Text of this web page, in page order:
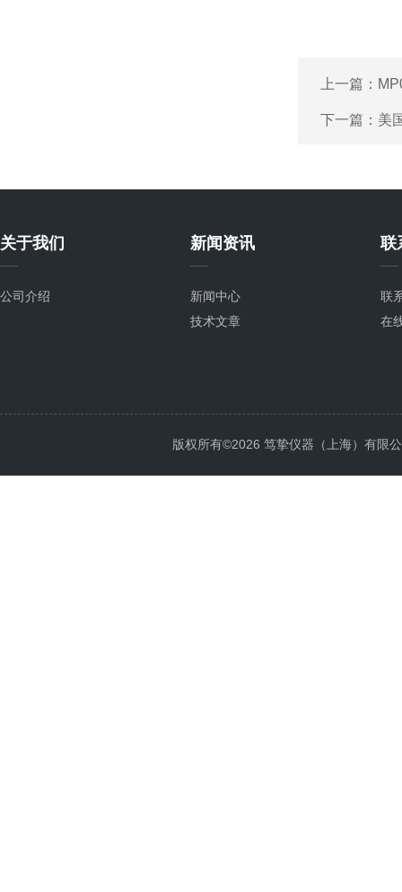
上一篇：
下一篇： 美
关于我们
公司介绍
新闻资讯
新闻中心
技术文章
联
联
在
版权所有©2026 笃挚仪器（上海）有限